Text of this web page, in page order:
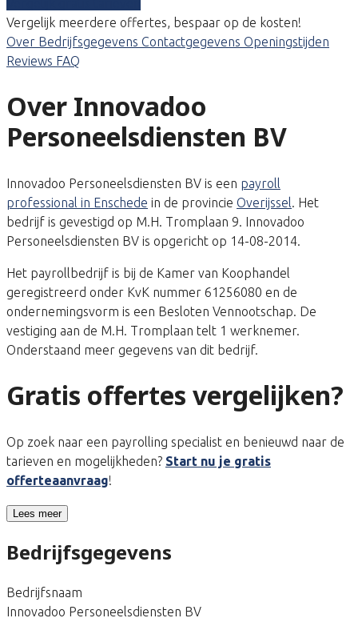
Vergelijk meerdere offertes, bespaar op de kosten!
Over Bedrijfsgegevens Contactgegevens Openingstijden
Reviews FAQ
Over Innovadoo
Personeelsdiensten BV
Innovadoo Personeelsdiensten BV is een payroll
professional in Enschede in de provincie Overijssel. Het
bedrijf is gevestigd op M.H. Tromplaan 9. Innovadoo
Personeelsdiensten BV is opgericht op 14-08-2014.
Het payrollbedrijf is bij de Kamer van Koophandel
geregistreerd onder KvK nummer 61256080 en de
ondernemingsvorm is een Besloten Vennootschap. De
vestiging aan de M.H. Tromplaan telt 1 werknemer.
Onderstaand meer gegevens van dit bedrijf.
Gratis offertes vergelijken?
Op zoek naar een payrolling specialist en benieuwd naar de
tarieven en mogelijkheden? Start nu je gratis
offerteaanvraag!
Lees meer
Bedrijfsgegevens
Bedrijfsnaam
Innovadoo Personeelsdiensten BV